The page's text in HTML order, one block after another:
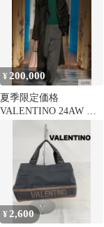
¥ 200,000
夏季限定価格
VALENTINO 24AW コ
ート SIZE44
¥ 2,600